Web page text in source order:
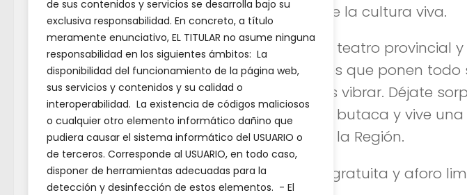
de sus contenidos y servicios se desarrolla bajo su
exclusiva responsabilidad. En concreto, a título
meramente enunciativo, EL TITULAR no asume ninguna
responsabilidad en los siguientes ámbitos: La
disponibilidad del funcionamiento de la página web,
sus servicios y contenidos y su calidad o
interoperabilidad. La existencia de códigos maliciosos
o cualquier otro elemento informático dañino que
pudiera causar el sistema informático del USUARIO o
de terceros. Corresponde al USUARIO, en todo caso,
disponer de herramientas adecuadas para la
detección y desinfección de estos elementos. - El
magia de la cultura viva.
Apoya el teatro provincial
creadores que ponen todo
hacernos vibrar. Déjate
desde la butaca y vive
el Día de la Región.
Entrada gratuita y aforo
EL TEATRO LLEGA A NUESTRO
PUEBLO
Castilla-La Mancha convoca
becas de formación en Asuntos
Europeos
Programa de formación y
empleo en Atención Sociosanitaria
con inicio en junio de 2026